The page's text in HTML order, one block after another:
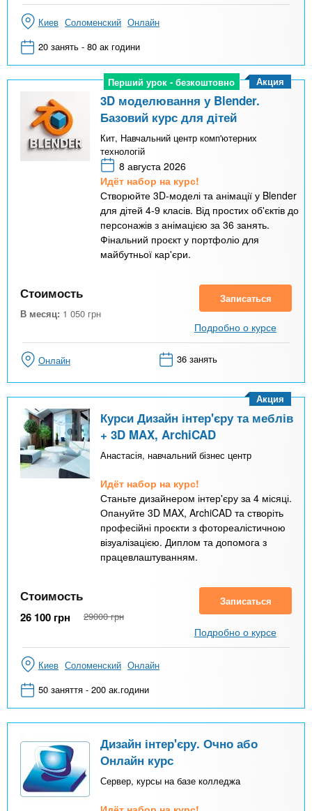
Киев Соломенский Онлайн
20 занять - 80 ак години
Перший урок - безкоштовно
Перший урок - безкоштовно
3D моделювання у Blender.
Базовий курс для дітей
Кит, Навчальний центр комп'ютерних
технологій
8 августа 2026
Идёт набор на курс!
Створюйте 3D-моделі та анімації у Blender
для дітей 4-9 класів. Від простих об'єктів до
персонажів з анімацією за 36 занять.
Фінальний проєкт у портфоліо для
майбутньої кар'єри.
Акция
Стоимость
В месяц: 1 050 грн
Записаться
Подробно о курсе
Онлайн 36 занять
Курси Дизайн інтер'єру та меблів
+ 3D MAX, ArchiCAD
Анастасія, навчальний бізнес центр
Идёт набор на курс!
Станьте дизайнером інтер'єру за 4 місяці.
Опануйте 3D MAX, ArchiCAD та створіть
професійні проєкти з фотореалістичною
візуалізацією. Диплом та допомога з
працевлаштуванням.
Акция
Стоимость
26 100 грн 29000 грн
Записаться
Подробно о курсе
Киев Соломенский Онлайн
50 заняття - 200 ак.години
Дизайн інтер'єру. Очно або
Онлайн курс
Сервер, курсы на базе колледжа